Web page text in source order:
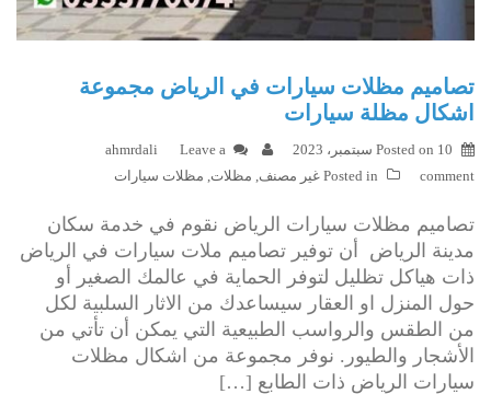
تصاميم مظلات سيارات في الرياض مجموعة
اشكال مظلة سيارات
Posted on 10 سبتمبر، 2023 ahmrdali
Leave a
comment
Posted in غير مصنف مظلات مظلات سيارات
تصاميم مظلات سيارات الرياض نقوم في خدمة سكان
مدينة الرياض أن توفير تصاميم ملات سيارات في الرياض
ذات هياكل تظليل لتوفر الحماية في عالمك الصغير أو
حول المنزل او العقار سيساعدك من الاثار السلبية لكل
من الطقس والرواسب الطبيعية التي يمكن أن تأتي من
الأشجار والطيور. نوفر مجموعة من اشكال مظلات
سيارات الرياض ذات الطابع […]